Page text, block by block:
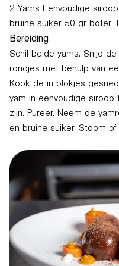
2 Yams Eenvoudige
bruine suiker 50 gr boter
Bereiding
Schil beide yams. Snijd
rondjes met behulp van
Kook de in blokjes
yam in eenvoudige
zijn. Pureer. Neem de
en bruine suiker. Stoom